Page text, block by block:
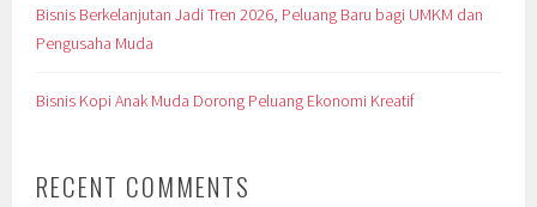
Bisnis Berkelanjutan Jadi Tren 2026, Peluang Baru bagi UMKM dan
Pengusaha Muda
Bisnis Kopi Anak Muda Dorong Peluang Ekonomi Kreatif
RECENT COMMENTS